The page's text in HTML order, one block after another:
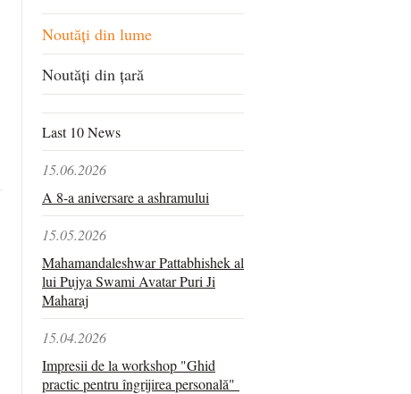
Noutăți din lume
Noutăți din țară
Last 10 News
15.06.2026
A 8-a aniversare a ashramului
15.05.2026
Mahamandaleshwar Pattabhishek al
lui Pujya Swami Avatar Puri Ji
Maharaj
15.04.2026
Impresii de la workshop "Ghid
practic pentru îngrijirea personală"